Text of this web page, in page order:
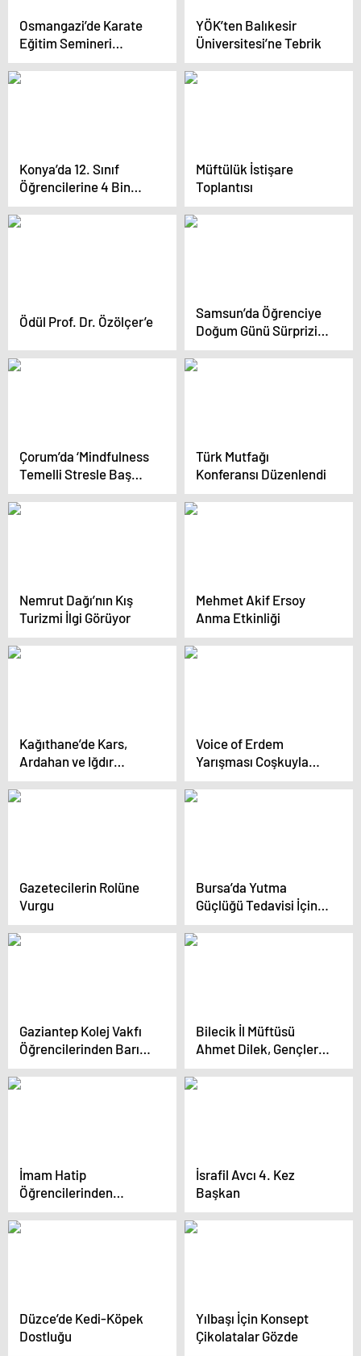
Osmangazi’de Karate
Eğitim Semineri
Düzenlendi
YÖK’ten Balıkesir
Üniversitesi’ne Tebrik
Konya’da 12. Sınıf
Öğrencilerine 4 Bin
Lira Eğitim Desteği
Müftülük İstişare
Toplantısı
Ödül Prof. Dr. Özölçer’e
Samsun’da Öğrenciye
Doğum Günü Sürprizi
ve Deneme Sınavı
Çorum’da ‘Mindfulness
Temelli Stresle Baş
Etme Eğitimi’ Sertifika
Töreniyle Tamamlandı
Türk Mutfağı
Konferansı Düzenlendi
Nemrut Dağı’nın Kış
Turizmi İlgi Görüyor
Mehmet Akif Ersoy
Anma Etkinliği
Kağıthane’de Kars,
Ardahan ve Iğdır
Tanıtım Günleri Başladı
Voice of Erdem
Yarışması Coşkuyla
Tamamlandı
Gazetecilerin Rolüne
Vurgu
Bursa’da Yutma
Güçlüğü Tedavisi İçin
Disfaji Ekibi Kuruldu
Gaziantep Kolej Vakfı
Öğrencilerinden Barış
Dilekleri
Bilecik İl Müftüsü
Ahmet Dilek, Gençlerle
Cami-Genç Buluşması
Düzenledi
İmam Hatip
Öğrencilerinden
Uygulamalı Eğitim
İsrafil Avcı 4. Kez
Başkan
Düzce’de Kedi-Köpek
Dostluğu
Yılbaşı İçin Konsept
Çikolatalar Gözde